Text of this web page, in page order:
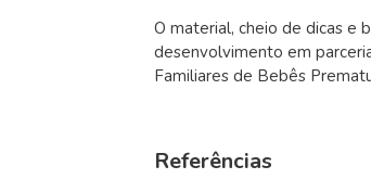
O material, cheio de dicas e
desenvolvimento em
Familiares de Bebês
Referências